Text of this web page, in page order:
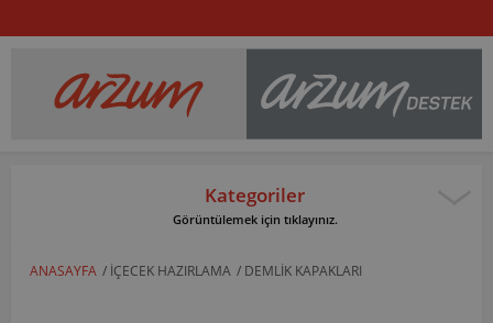
Kategoriler
Görüntülemek için tıklayınız.
ANASAYFA / İÇECEK HAZIRLAMA / DEMLIK KAPAKLARI